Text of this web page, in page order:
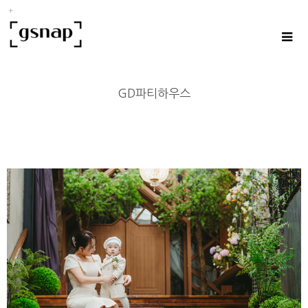
GD파티하우스